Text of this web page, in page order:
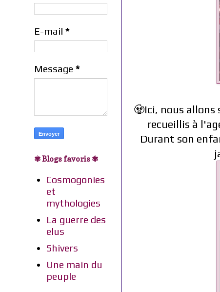
🧟Ici, nous allons
recueillis à
Durant son
E-mail *
Message *
✾ Blogs favoris ✾
Cosmogonies
et
mythologies
La guerre des
elus
Shivers
Une main du
peuple